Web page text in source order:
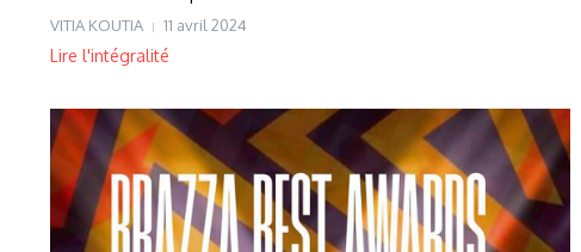
VITIA KOUTIA 11 avril 2024
Lire l'intégralité